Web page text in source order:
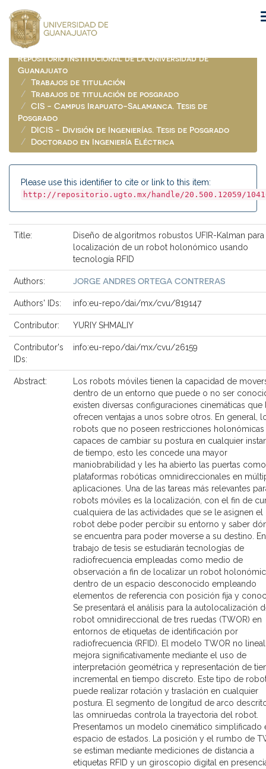
navigation
Repositorio Institucional de la Universidad de
Guanajuato
Trabajos de titulación
Trabajos de titulación de posgrado
CIS - Campus Irapuato-Salamanca. Tesis de
Posgrado
DICIS - División de Ingenierías. Tesis de Posgrado
Doctorado en Ingeniería Eléctrica
Please use this identifier to cite or link to this item:
http://repositorio.ugto.mx/handle/20.500.12059/
Title:
Diseño de algoritmos robustos UFIR-Kalman para
localización de un robot holonómico usando
tecnología RFID
Authors: JORGE ANDRES ORTEGA CONTRERAS
Authors' IDs: info:eu-repo/dai/mx/cvu/819147
Contributor: YURIY SHMALIY
Contributor's
IDs:
info:eu-repo/dai/mx/cvu/26159
Abstract:
Los robots móviles tienen la capacidad de
dentro de un entorno que puede o no ser
existen diversas configuraciones cinemáticas que
ofrecen ventajas a unos sobre otros. En general,
robots que no poseen restricciones holonómicas
capaces de cambiar su postura en cualquier
de tiempo, esto les concede una mayor
maniobrabilidad y les ha abierto las puertas como
plataformas robóticas omnidireccionales en
aplicaciones. Una de las tareas más relevantes
robots móviles es la localización, con el fin de
cualquiera de las actividades que se le asignen el
robot debe poder percibir su entorno y saber
se encuentra para poder moverse a su destino.
trabajo de tesis se estudiarán tecnologías de
radiofrecuencia empleadas como medio de
observación a fin de localizar un robot
dentro de un espacio desconocido empleando
elementos de referencia con posición fija y
Se presentará el análisis para la autolocalización
robot omnidireccional de tres ruedas (TWOR) en
entornos de etiquetas de identificación por
radiofrecuencia (RFID). El modelo TWOR no
mejora significativamente mediante el uso de
interpretación geométrica y representación de
incremental en tiempo discreto. Este tipo de
puede realizar rotación y traslación en cualquier
postura. El segmento de longitud de arco
las omniruedas controla la trayectoria del robot.
Presentamos un modelo cinemático simplificado
espacio de estados. La posición y el rumbo de
se estiman mediante mediciones de distancia a
etiquetas RFID y un giroscopio digital en